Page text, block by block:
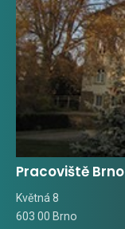
Pracoviště Brno
Květná 8
603 00 Brno